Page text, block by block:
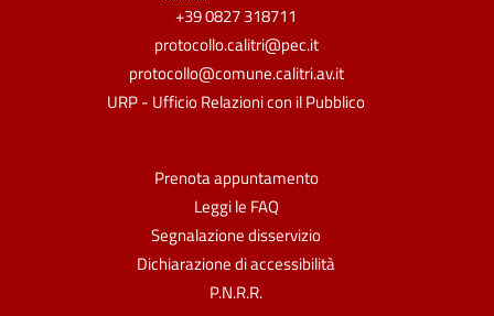
+39 0827 318711
protocollo.calitri@pec.it
protocollo@comune.calitri.av.it
URP - Ufficio Relazioni con il Pubblico
Prenota appuntamento
Leggi le FAQ
Segnalazione disservizio
Dichiarazione di accessibilità
P.N.R.R.